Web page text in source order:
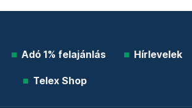
Adó 1% felajánlás Hírlevelek
Telex Shop